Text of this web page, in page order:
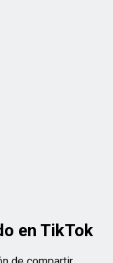
en TikTok